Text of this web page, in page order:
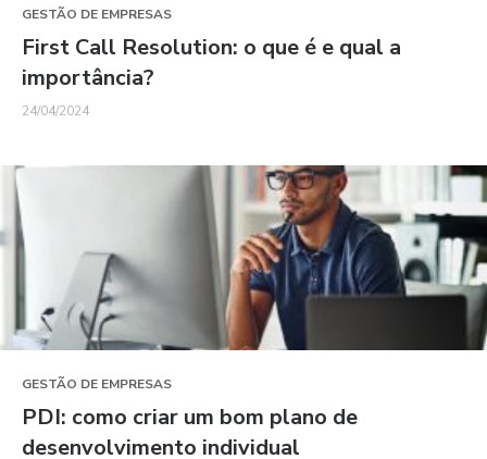
GESTÃO DE EMPRESAS
First Call Resolution: o que é e qual a
importância?
24/04/2024
GESTÃO DE EMPRESAS
PDI: como criar um bom plano de
desenvolvimento individual